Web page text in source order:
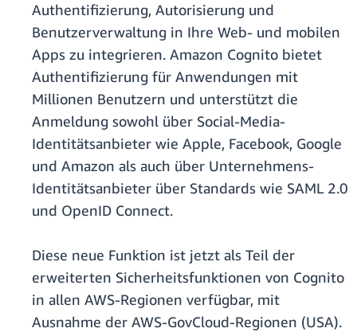
Authentifizierung, Autorisierung und
Benutzerverwaltung in Ihre Web- und mobilen
Apps zu integrieren. Amazon Cognito bietet
Authentifizierung für Anwendungen mit
Millionen Benutzern und unterstützt die
Anmeldung sowohl über Social-Media-
Identitätsanbieter wie Apple, Facebook, Google
und Amazon als auch über Unternehmens-
Identitätsanbieter über Standards wie SAML 2.0
und OpenID Connect.
Diese neue Funktion ist jetzt als Teil der
erweiterten Sicherheitsfunktionen von Cognito
in allen AWS-Regionen verfügbar, mit
Ausnahme der AWS-GovCloud-Regionen (USA).